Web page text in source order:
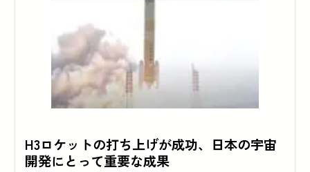
H3ロケットの打ち上げが成功、日本の宇宙
開発にとって重要な成果